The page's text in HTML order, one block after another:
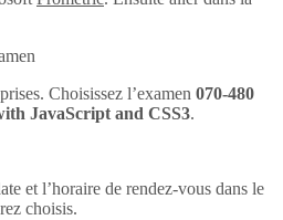
Choisissez l’examen 070-480
JavaScript and CSS3.
et l’horaire de rendez-vous dans le
choisis.